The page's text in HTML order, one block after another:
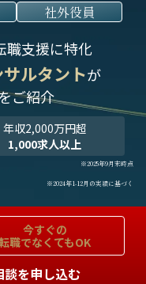
社外役員
職支援に特化
ルタントが
ご紹介
年収2,000万円超
1,000求人以上
※2025年9月末時点
※2024年1-12月の実績に基づく
今すぐの
職でなくてもOK
談を申し込む